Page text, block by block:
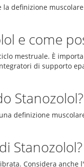
definizione
e come
mestruale. È
di supporto
Stanozolol?
definizione
Stanozolol?
Considera anche